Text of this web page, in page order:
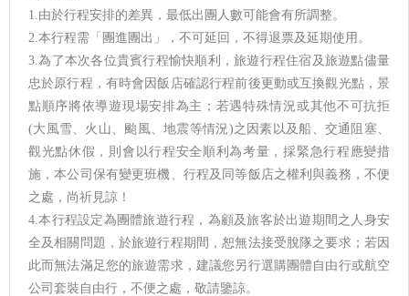
1.由於行程安排的差異，最低出團人數可能會有所調整。
2.本行程需「團進團出」，不可延回，不得退票及延期使用。
3.為了本次各位貴賓行程愉快順利，旅遊行程住宿及旅遊點儘量
忠於原行程，有時會因飯店確認行程前後更動或互換觀光點，景
點順序將依導遊現場安排為主；若遇特殊情況或其他不可抗拒
(大風雪、火山、颱風、地震等情況)之因素以及船、交通阻塞、
觀光點休假，則會以行程安全順利為考量，採緊急行程應變措
施，本公司保有變更班機、行程及同等飯店之權利與義務，不便
之處，尚祈見諒！
4.本行程設定為團體旅遊行程，為顧及旅客於出遊期間之人身安
全及相關問題，於旅遊行程期間，恕無法接受脫隊之要求；若因
此而無法滿足您的旅遊需求，建議您另行選購團體自由行或航空
公司套裝自由行，不便之處，敬請鑒諒。